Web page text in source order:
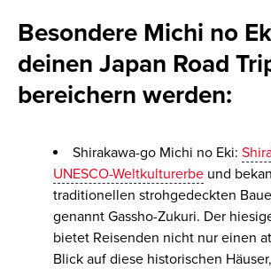
Besondere Michi no
deinen Japan Road
bereichern werden:
Shirakawa-go Michi no Eki:
UNESCO-Weltkulturerbeund
traditionellen strohgedeckten
genannt Gassho-Zukuri. Der
bietet Reisenden nicht nur einen
Blick auf diese historischen